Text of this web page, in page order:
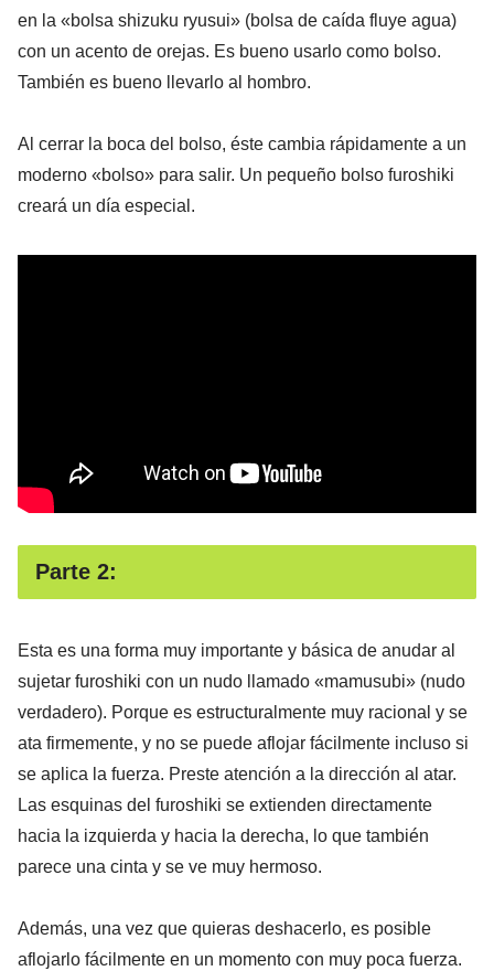
en la «bolsa shizuku ryusui» (bolsa de caída fluye agua)
con un acento de orejas. Es bueno usarlo como bolso.
También es bueno llevarlo al hombro.
Al cerrar la boca del bolso, éste cambia rápidamente a un
moderno «bolso» para salir. Un pequeño bolso furoshiki
creará un día especial.
Parte 2:
Esta es una forma muy importante y básica de anudar al
sujetar furoshiki con un nudo llamado «mamusubi» (nudo
verdadero). Porque es estructuralmente muy racional y se
ata firmemente, y no se puede aflojar fácilmente incluso si
se aplica la fuerza. Preste atención a la dirección al atar.
Las esquinas del furoshiki se extienden directamente
hacia la izquierda y hacia la derecha, lo que también
parece una cinta y se ve muy hermoso.
Además, una vez que quieras deshacerlo, es posible
aflojarlo fácilmente en un momento con muy poca fuerza.